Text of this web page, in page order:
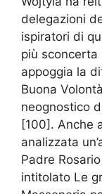
delegazioni
ispiratori di
più sconcerta
appoggia la
Buona
neognostico
[100]. Anche
analizzata
Padre
intitolato Le